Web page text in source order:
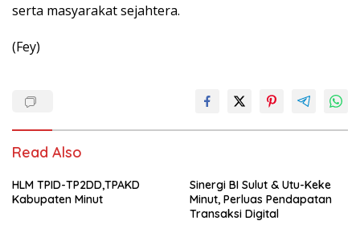
serta masyarakat sejahtera.
(Fey)
Read Also
HLM TPID-TP2DD,TPAKD
Kabupaten Minut
Sinergi BI Sulut & Utu-Keke
Minut, Perluas Pendapatan
Transaksi Digital